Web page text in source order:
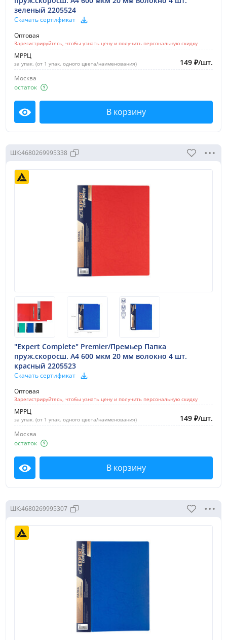
зеленый 2205524
Скачать сертификат
Оптовая
Зарегистрируйтесь, чтобы узнать цену и получить персональную скидку
МРРЦ
за упак. (от 1 упак. одного цвета/наименования) 149 ₽/шт.
Москва
остаток
Посмотреть В корзину
ШК:4680269995338
"Expert Complete" Premier/Премьер Папка
пруж.скоросш. A4 600 мкм 20 мм волокно 4 шт.
красный 2205523
Скачать сертификат
Оптовая
Зарегистрируйтесь, чтобы узнать цену и получить персональную скидку
МРРЦ
за упак. (от 1 упак. одного цвета/наименования) 149 ₽/шт.
Москва
остаток
Посмотреть В корзину
ШК:4680269995307